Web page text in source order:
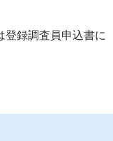
登録調査員申込書に